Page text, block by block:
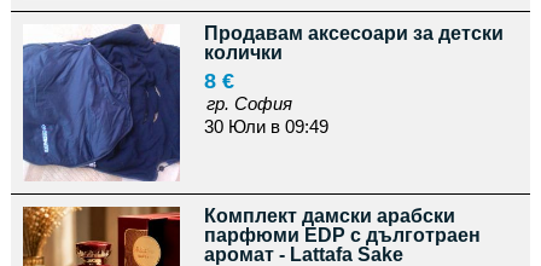
Продавам аксесоари за детски
колички
8 €
гр. София
30 Юли в 09:49
Комплект дамски арабски
парфюми EDP с дълготраен
аромат - Lattafa Sake